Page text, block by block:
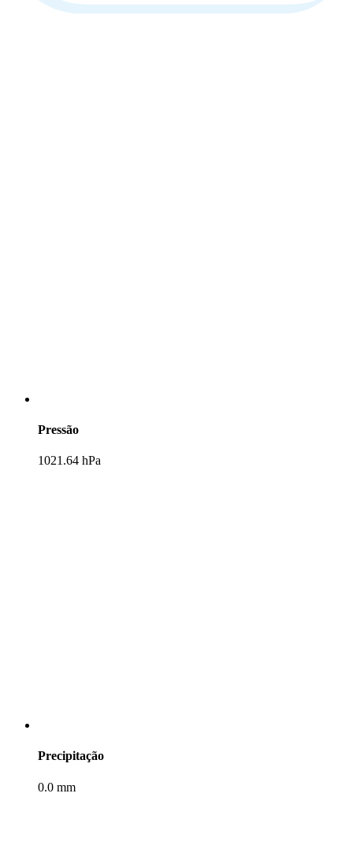
Pressão
1021.64 hPa
Precipitação
0.0 mm